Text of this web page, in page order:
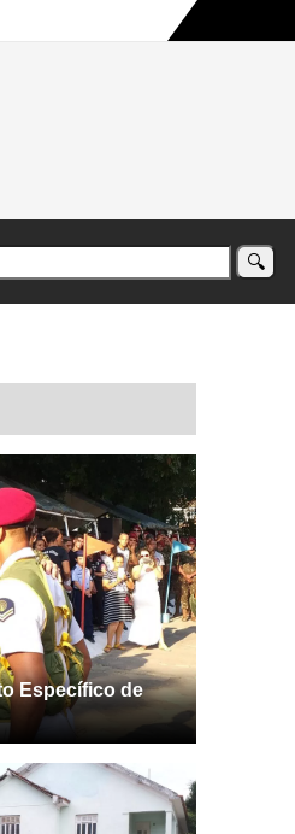
no país
Específico de